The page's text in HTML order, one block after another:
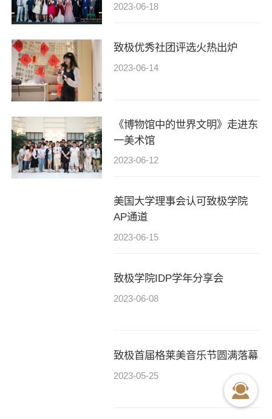
2023-06-18
致极优秀社团评选火热出炉
2023-06-14
《博物馆中的世界文明》走进东
一美术馆
2023-06-12
美国大学理事会认可致极学院
AP通道
2023-06-15
致极学院IDP学年分享会
2023-06-08
致极首届格莱美音乐节圆满落幕
2023-05-25